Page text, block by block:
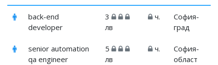
back-end
developer
3
лв
ч.
София-
град
senior automation
qa engineer
5
лв
ч.
София-
област